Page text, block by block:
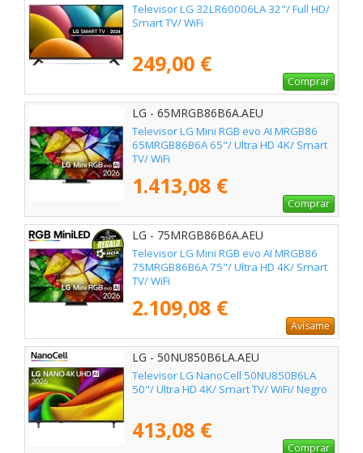
Televisor LG 32LR60006LA 32"/ Full HD/
Smart TV/ WiFi
249,00 €
Comprar
LG - 65MRGB86B6A.AEU
Televisor LG Mini RGB evo AI MRGB86
65MRGB86B6A 65"/ Ultra HD 4K/ Smart
TV/ WiFi
1.413,08 €
Comprar
LG - 75MRGB86B6A.AEU
Televisor LG Mini RGB evo AI MRGB86
75MRGB86B6A 75"/ Ultra HD 4K/ Smart
TV/ WiFi
2.109,08 €
Avísame
LG - 50NU850B6LA.AEU
Televisor LG NanoCell 50NU850B6LA
50"/ Ultra HD 4K/ Smart TV/ WiFi/ Negro
413,08 €
Comprar